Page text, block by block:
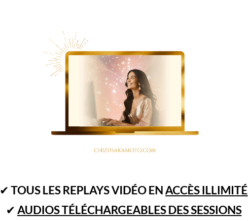
✔ TOUS LES REPLAYS VIDÉO ENACCÈS ILLIMITÉ
✔ AUDIOS TÉLÉCHARGEABLES DES SESSIONS